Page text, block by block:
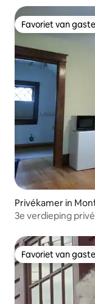
Favoriet van
Favoriet van
Privékamer in
3e verdieping
Favoriet van
Favoriet van